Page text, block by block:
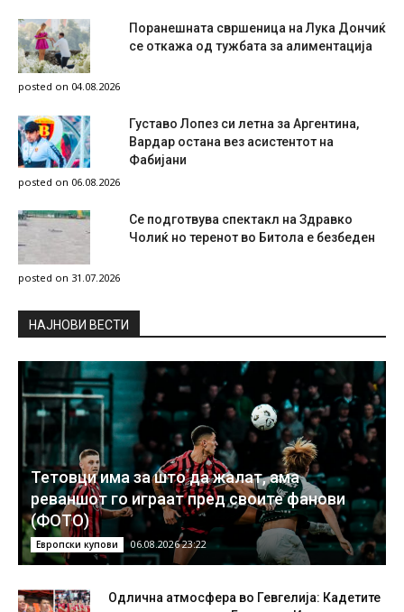
Поранешната свршеница на Лука Дончиќ
се откажа од тужбата за алиментација
posted on 04.08.2026
Густаво Лопез си летна за Аргентина,
Вардар остана вез асистентот на
Фабијани
posted on 06.08.2026
Се подготвува спектакл на Здравко
Чолиќ но теренот во Битола е безбеден
posted on 31.07.2026
НAЈНОВИ ВЕСТИ
Тетовци има за што да жалат, ама
реваншот го играат пред своите фанови
(ФОТО)
Европски купови 06.08.2026 23:22
Одлична атмосфера во Гевгелија: Кадетите